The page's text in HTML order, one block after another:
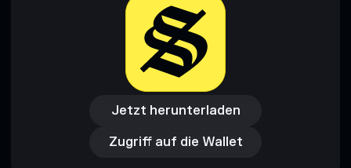
Jetzt herunterladen
Jetzt herunterladen
Zugriff auf die Wallet
Zugriff auf die Wallet